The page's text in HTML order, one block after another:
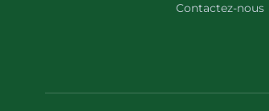
Contactez-nous